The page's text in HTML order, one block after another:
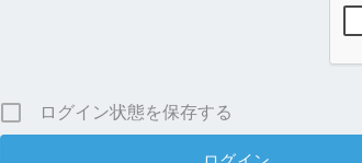
ログイン状態を保存する